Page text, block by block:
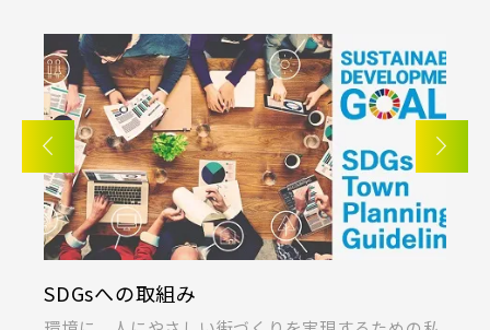
京成松戸線
京成本線
京成押上線
京成成田スカイアクセス線
土地面積50坪以上
JR高崎線
JR武蔵野線
JR常磐線 [各駅停車]
地図にあるご希望の物件アイコンをクリックすると
物件詳細が表示されます
見学OK
見学不可
すぐに入居可能
すべて 外観
内観
キッチン
その他 関連画像
こだわり条件
指定なし
すぐに入居可能
販売開始前の物件
SDGsへの取組み